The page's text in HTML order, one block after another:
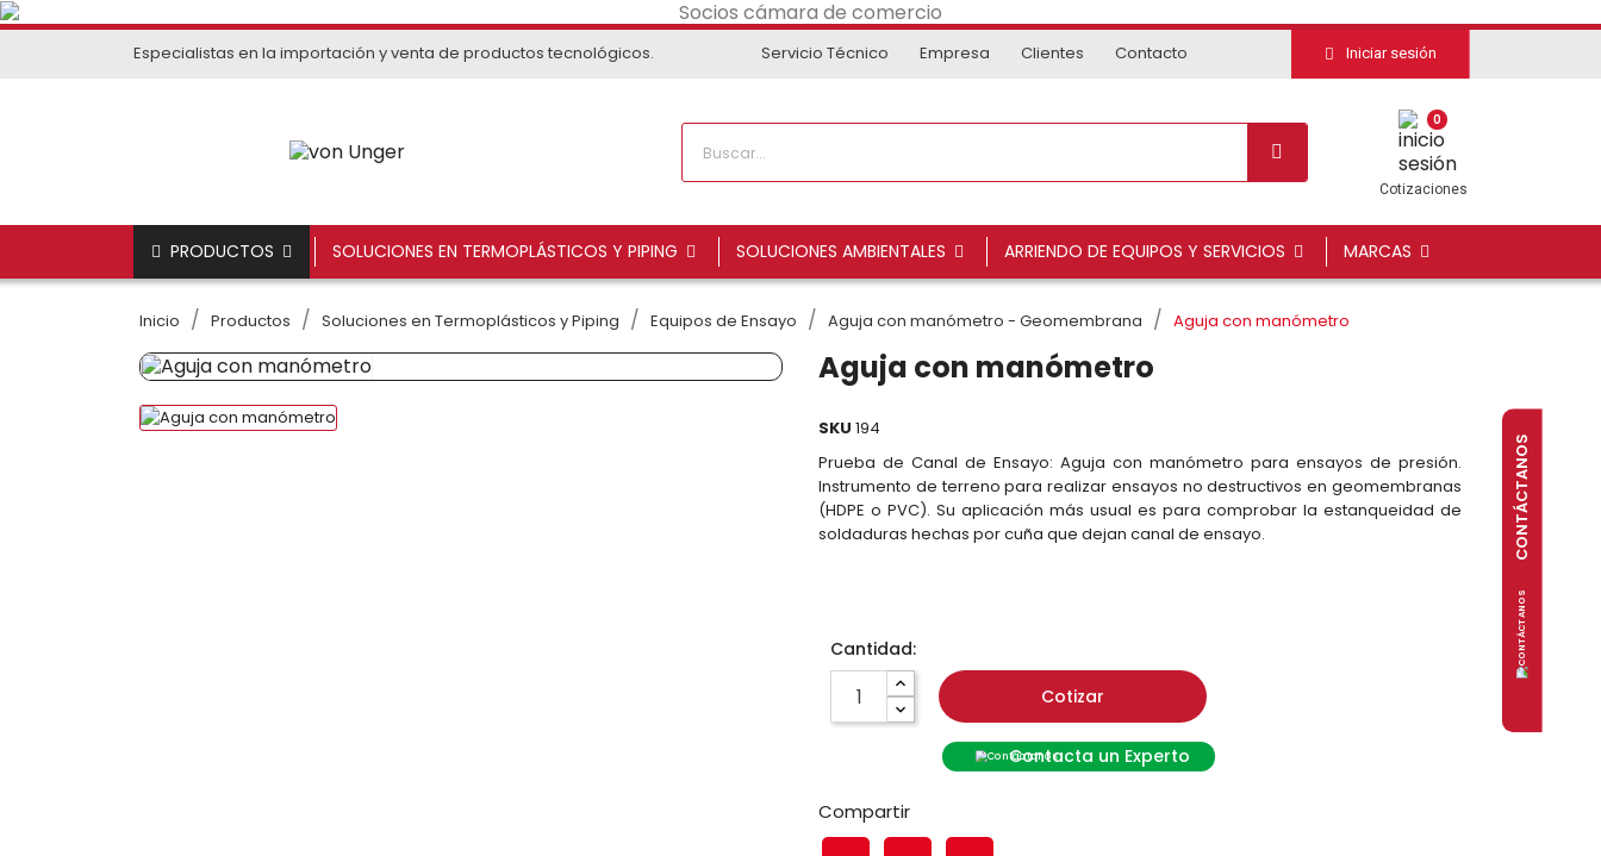
Especialistas en la importación y venta de productos tecnológicos. Servicio Técnico Empresa Clientes Contacto Iniciar sesión
0
Cotizaciones
PRODUCTOS SOLUCIONES EN TERMOPLÁSTICOS Y PIPING SOLUCIONES AMBIENTALES ARRIENDO DE EQUIPOS Y SERVICIOS MARCAS
Inicio Productos Soluciones en Termoplásticos y Piping Equipos de Ensayo Aguja con manómetro - Geomembrana Aguja con manómetro
Aguja con manómetro
SKU 194
Prueba de Canal de Ensayo: Aguja con manómetro para ensayos de presión.
Instrumento de terreno para realizar ensayos no destructivos en geomembranas
(HDPE o PVC). Su aplicación más usual es para comprobar la estanqueidad de
soldaduras hechas por cuña que dejan canal de ensayo.
Cantidad:
Cotizar
Contacta un Experto
Compartir
CONTÁCTANOS